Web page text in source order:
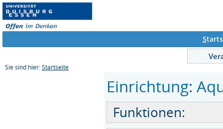
S
Sie sind hier: Startseite
Einrichtung:
Funktionen: